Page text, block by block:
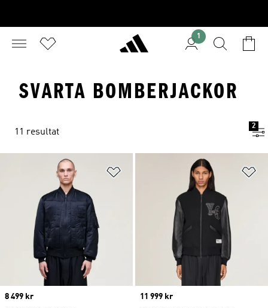
1
SVARTA BOMBERJACKOR
11 resultat
2
Lägg till på önskelistan
Price
8 499 kr
Price
11 999 kr